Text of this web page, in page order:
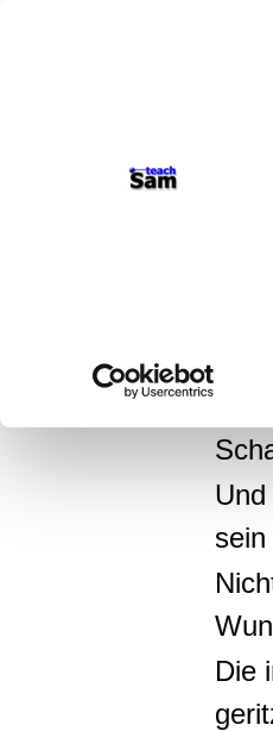
Die